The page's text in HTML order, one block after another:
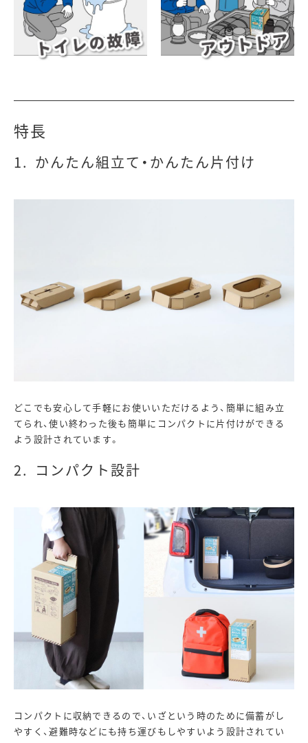
特長
かんたん組立て・かんたん片付け
どこでも安心して手軽にお使いいただけるよう、簡単に組み立
てられ、使い終わった後も簡単にコンパクトに片付けができる
よう設計されています。
コンパクト設計
コンパクトに収納できるので、いざという時のために備蓄がし
やすく、避難時などにも持ち運びもしやすいよう設計されてい